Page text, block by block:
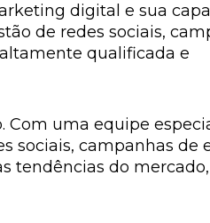
digital e sua
de redes sociais,
qualificada e
Com uma equipe
sociais, campanhas de
tendências do mercado,